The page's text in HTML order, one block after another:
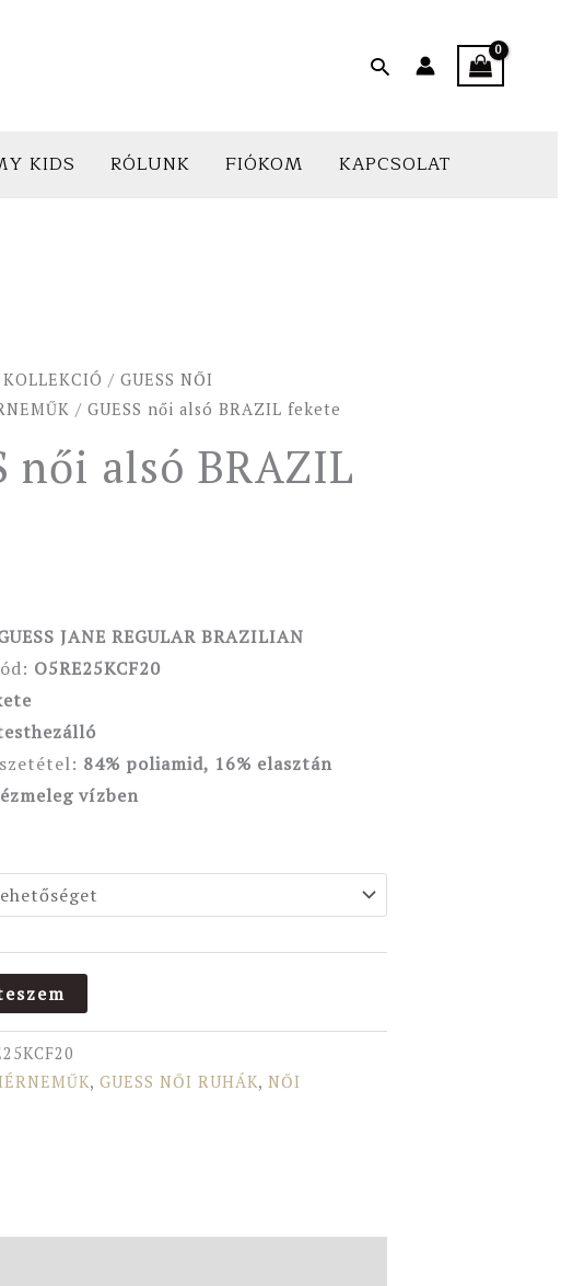
Search
KIDS RÓLUNK FIÓKOM KAPCSOLAT
/GUESS NŐI
/ GUESS női alsó BRAZIL fekete
női alsó BRAZIL
JANE REGULAR BRAZILIAN
O5RE25KCF20
84% poliamid, 16% elasztán
vízben
,GUESS NŐI RUHÁK,NŐI